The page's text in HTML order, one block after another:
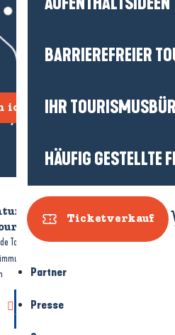
BARRIEREFREIER
IHR
HÄUFIG GESTELLTE
Ticketverkauf
Partner
Presse
ich kommen?
Wer sind wir?
Tourismus-Rechtliche Hinweise-